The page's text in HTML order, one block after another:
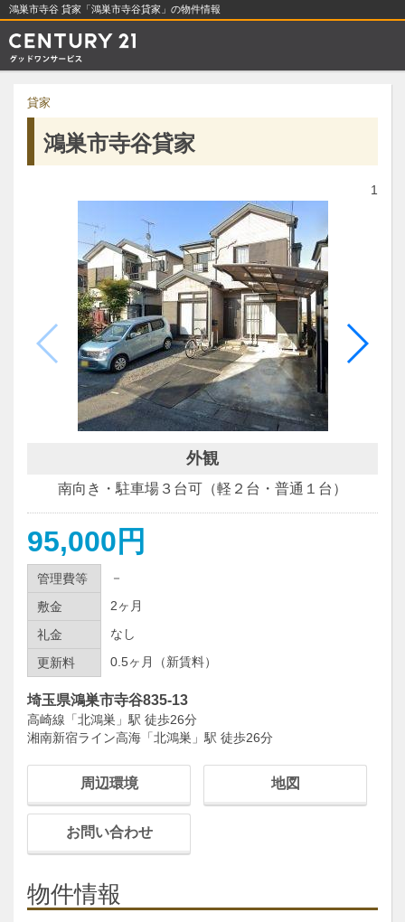
鴻巣市寺谷 貸家「鴻巣市寺谷貸家」の物件情報
貸家
鴻巣市寺谷貸家
1
外観
南向き・駐車場３台可（軽２台・普通１台）
95,000円
管理費等
－
敷金
2ヶ月
礼金
なし
更新料
0.5ヶ月（新賃料）
埼玉県鴻巣市寺谷835-13
高崎線「北鴻巣」駅 徒歩26分
湘南新宿ライン高海「北鴻巣」駅 徒歩26分
周辺環境 地図
お問い合わせ
物件情報